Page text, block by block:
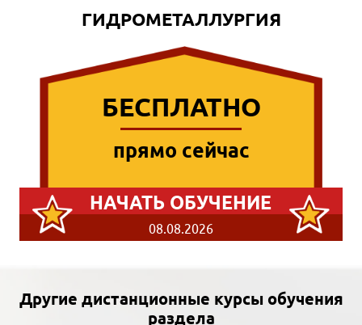
ГИДРОМЕТАЛЛУРГИЯ
БЕСПЛАТНО
прямо сейчас
НАЧАТЬ ОБУЧЕНИЕ
08.08.2026
Другие дистанционные курсы обучения
раздела